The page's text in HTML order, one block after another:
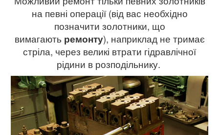
на певні операції (від вас необхідно
позначити золотники, що
вимагають ремонту), наприклад не тримає
стріла, через великі втрати гідравлічної
рідини в розподільнику.